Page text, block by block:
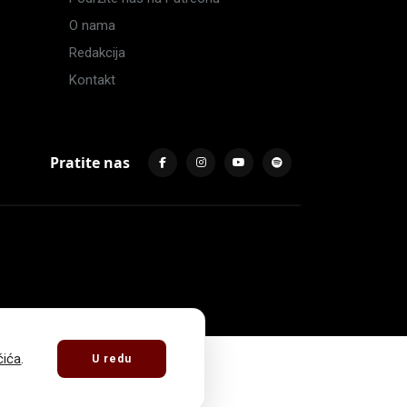
. U redu
O nama
Redakcija
Kontakt
Pratite nas